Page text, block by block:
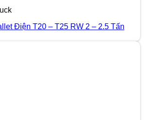
Điện T20 – T25 RW 2 – 2.5 Tấn